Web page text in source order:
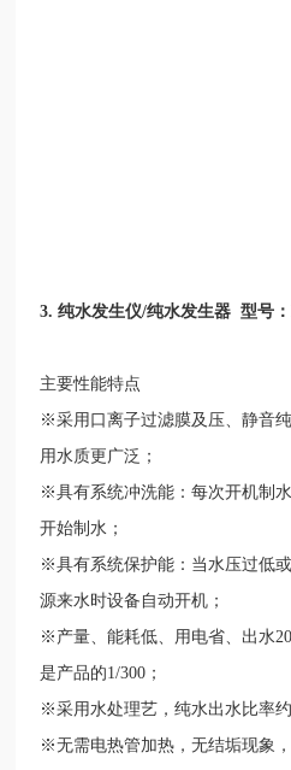
3.纯水发生仪/纯水发生器 型号：
主要性能特点
※采用口离子过滤膜及压、静音
用水质更广泛；
※具有系统冲洗能：每次开机制
开始制水；
※具有系统保护能：当水压过低
源来水时设备自动开机；
※产量、能耗低、用电省、出水
是产品的1/300 ；
※采用水处理艺，纯水出水比率
※无需电热管加热，无结垢现象，